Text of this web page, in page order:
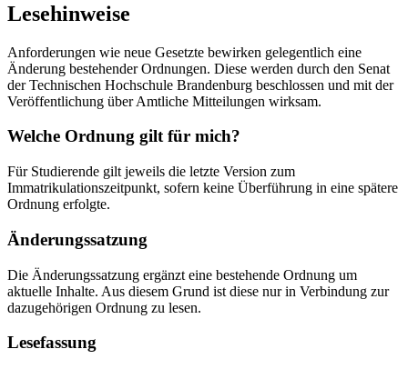
Lesehinweise
Anforderungen wie neue Gesetzte bewirken gelegentlich eine
Änderung bestehender Ordnungen. Diese werden durch den Senat
der Technischen Hochschule Brandenburg beschlossen und mit der
Veröffentlichung über Amtliche Mitteilungen wirksam.
Welche Ordnung gilt für mich?
Für Studierende gilt jeweils die letzte Version zum
Immatrikulationszeitpunkt, sofern keine Überführung in eine spätere
Ordnung erfolgte.
Änderungssatzung
Die Änderungssatzung ergänzt eine bestehende Ordnung um
aktuelle Inhalte. Aus diesem Grund ist diese nur in Verbindung zur
dazugehörigen Ordnung zu lesen.
Lesefassung